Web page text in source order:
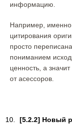
информацию.
Например, именно
цитирования
просто
пониманием
ценность, а
от асессоров.
[5.2.2] Новый